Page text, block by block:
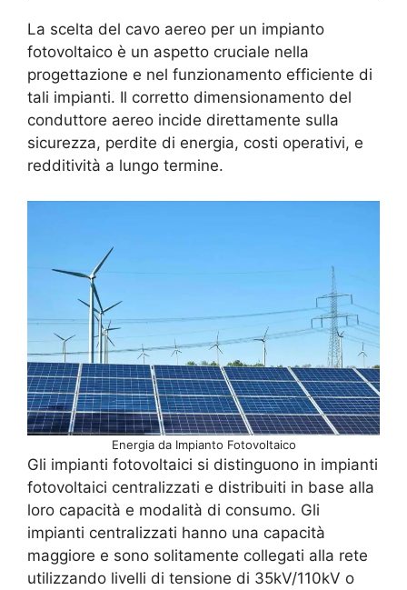
La scelta del cavo aereo per un impianto
fotovoltaico è un aspetto cruciale nella
progettazione e nel funzionamento efficiente di
tali impianti. Il corretto dimensionamento del
conduttore aereo incide direttamente sulla
sicurezza, perdite di energia, costi operativi, e
redditività a lungo termine.
Energia da Impianto Fotovoltaico
Gli impianti fotovoltaici si distinguono in impianti
fotovoltaici centralizzati e distribuiti in base alla
loro capacità e modalità di consumo. Gli
impianti centralizzati hanno una capacità
maggiore e sono solitamente collegati alla rete
utilizzando livelli di tensione di 35kV/110kV o